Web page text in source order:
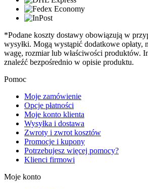
*Podane koszty dostawy obowiązują w
wysyłki. Mogą wystąpić dodatkowe opłaty,
wagę, rozmiar lub właściwości produktów.
znaleźć bezpośrednio w opisie produktu.
Pomoc
Moje zamówienie
Opcje płatności
Moje konto klienta
Wysyłka i dostawa
Zwroty i zwrot kosztów
Promocje i kupony
Potrzebujesz więcej pomocy?
Klienci firmowi
Moje konto